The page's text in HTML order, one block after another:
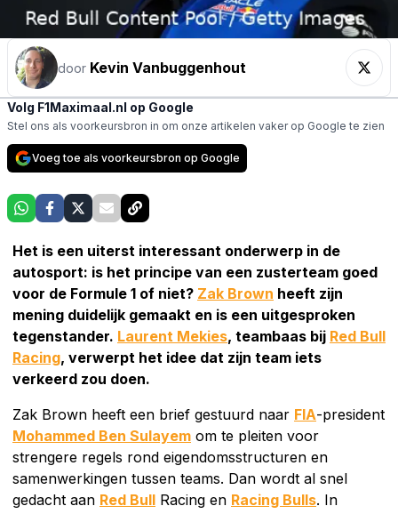
door Kevin Vanbuggenhout
Volg F1Maximaal.nl op Google
Stel ons als voorkeursbron in om onze artikelen vaker op Google te zien
Voeg toe als voorkeursbron op Google
Het is een uiterst interessant onderwerp in de
autosport: is het principe van een zusterteam goed
voor de Formule 1 of niet? Zak Brown heeft zijn
mening duidelijk gemaakt en is een uitgesproken
tegenstander. Laurent Mekies, teambaas bij Red Bull
Racing, verwerpt het idee dat zijn team iets
verkeerd zou doen.
Zak Brown heeft een brief gestuurd naar FIA-president
Mohammed Ben Sulayem om te pleiten voor
strengere regels rond eigendomsstructuren en
samenwerkingen tussen teams. Dan wordt al snel
gedacht aan Red Bull Racing en Racing Bulls. In